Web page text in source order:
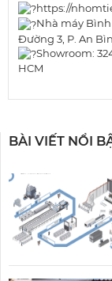
https://
Nhà máy Bình
Đường 3, P. An
Showroom:
HCM
BÀI VIẾT NỔI